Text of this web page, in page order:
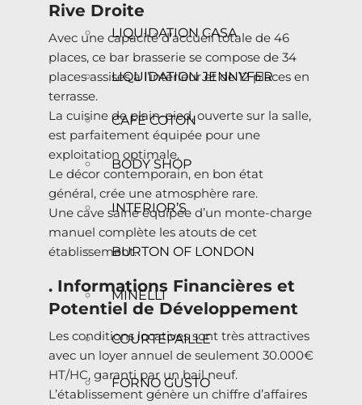
LIQUIDATION CASA
LIQUIDATION JENNYFER
CAFÉ COTON
BODY SHOP
INTERIOR’S
BURTON OF LONDON
MINELLI
COURTEPAILLE
FORNO GUSTO
Rive Droite
Avec une capacité d’accueil totale de 46
places, ce bar brasserie se compose de 34
places assises à l’intérieur et de 12 places en
terrasse.
La cuisine de plain-pied, ouverte sur la salle,
est parfaitement équipée pour une
exploitation optimale.
Le décor contemporain, en bon état
général, crée une atmosphère rare.
Une cave saine équipée d’un monte-charge
manuel complète les atouts de cet
établissement.
. Informations Financières et
Potentiel de Développement
Les conditions locatives sont très attractives
avec un loyer annuel de seulement 30.000€
HT/HC, garanti par un bail neuf.
L’établissement génère un chiffre d’affaires